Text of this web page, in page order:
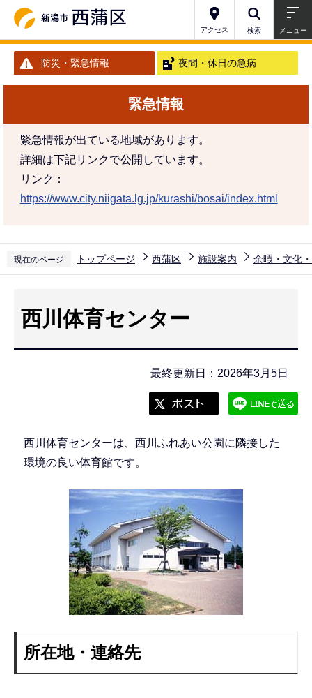
ジ
先
アクセス 検索 メニュー
防災・緊急情報 夜間・休日の急病
緊急情報
緊急情報が出ている地域があります。
詳細は下記リンクで公開しています。
リンク：
https://www.city.niigata.lg.jp/kurashi/bosai/index.html
現在のページ トップページ 西蒲区 施設案内 余暇・文化
西川体育センター
最終更新日：2026年3月5日
西川体育センターは、西川ふれあい公園に隣接した
環境の良い体育館です。
所在地・連絡先